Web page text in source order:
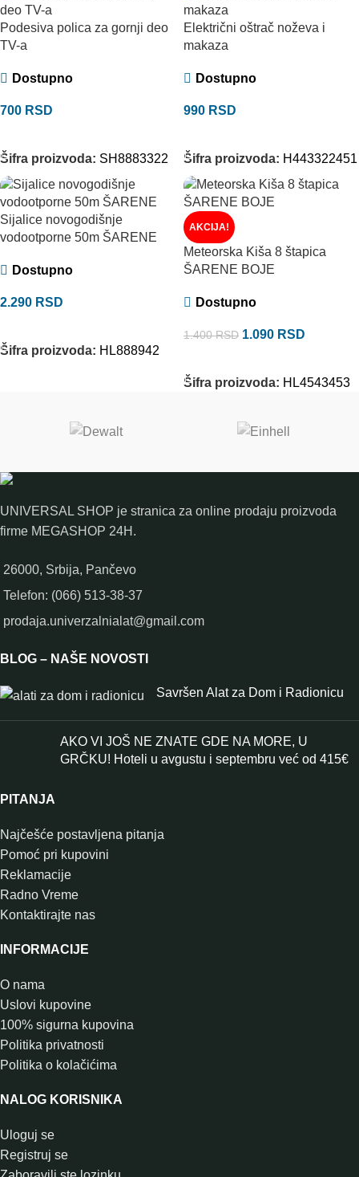
Podesiva polica za gornji deo
TV-a
Dostupno
700 RSD
Šifra proizvoda: SH8883322
Električni oštrač noževa i
makaza
Dostupno
990 RSD
Šifra proizvoda: H443322451
Sijalice novogodišnje
vodootporne 50m ŠARENE
Dostupno
2.290 RSD
Šifra proizvoda: HL888942
AKCIJA!
Meteorska Kiša 8 štapica
ŠARENE BOJE
Dostupno
1.400RSD 1.090 RSD
Šifra proizvoda: HL4543453
UNIVERSAL SHOP je stranica za online prodaju proizvoda
firme MEGASHOP 24H.
26000, Srbija, Pančevo
Telefon: (066) 513-38-37
prodaja.univerzalnialat@gmail.com
BLOG – NAŠE NOVOSTI
Savršen Alat za Dom i Radionicu
AKO VI JOŠ NE ZNATE GDE NA MORE, U
GRČKU! Hoteli u avgustu i septembru već od 415€
PITANJA
Najčešće postavljena pitanja
Pomoć pri kupovini
Reklamacije
Radno Vreme
Kontaktirajte nas
INFORMACIJE
O nama
Uslovi kupovine
100% sigurna kupovina
Politika privatnosti
Politika o kolačićima
NALOG KORISNIKA
Uloguj se
Registruj se